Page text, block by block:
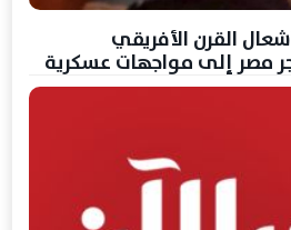
القرن الأفريقي
مصر إلى مواجهات عسكرية